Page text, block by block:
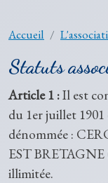
Accueil
Statuts
Article 1 :Il est
du 1er juillet
dénommée :
EST
illimitée.